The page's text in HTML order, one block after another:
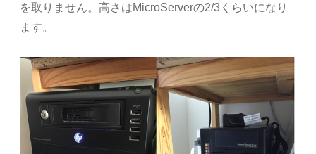
を取りません。高さはMicroServerの2/3くらいになり
ます。